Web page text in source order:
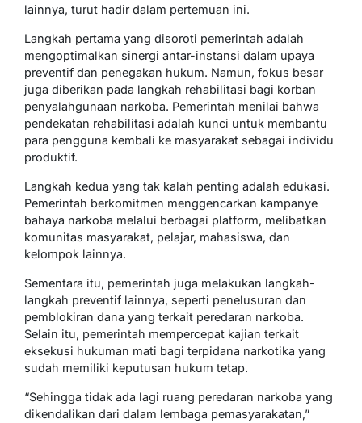
lainnya, turut hadir dalam pertemuan ini.
Langkah pertama yang disoroti pemerintah adalah
mengoptimalkan sinergi antar-instansi dalam upaya
preventif dan penegakan hukum. Namun, fokus besar
juga diberikan pada langkah rehabilitasi bagi korban
penyalahgunaan narkoba. Pemerintah menilai bahwa
pendekatan rehabilitasi adalah kunci untuk membantu
para pengguna kembali ke masyarakat sebagai individu
produktif.
Langkah kedua yang tak kalah penting adalah edukasi.
Pemerintah berkomitmen menggencarkan kampanye
bahaya narkoba melalui berbagai platform, melibatkan
komunitas masyarakat, pelajar, mahasiswa, dan
kelompok lainnya.
Sementara itu, pemerintah juga melakukan langkah-
langkah preventif lainnya, seperti penelusuran dan
pemblokiran dana yang terkait peredaran narkoba.
Selain itu, pemerintah mempercepat kajian terkait
eksekusi hukuman mati bagi terpidana narkotika yang
sudah memiliki keputusan hukum tetap.
“Sehingga tidak ada lagi ruang peredaran narkoba yang
dikendalikan dari dalam lembaga pemasyarakatan,”